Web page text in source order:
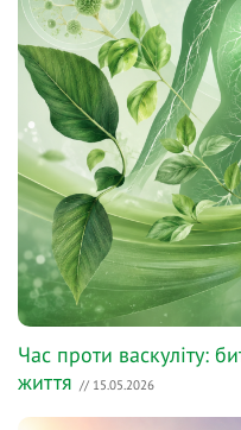
Час проти васкуліту:
життя // 15.05.2026